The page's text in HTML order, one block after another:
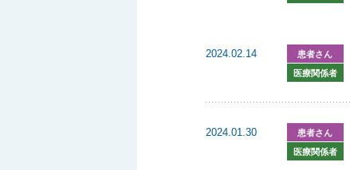
2024.02.14 患者さん
医療関係者
2024.01.30 患者さん
医療関係者